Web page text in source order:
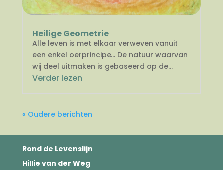
Heilige Geometrie
Alle leven is met elkaar verweven vanuit
een enkel oerprincipe… De natuur waarvan
wij deel uitmaken is gebaseerd op de...
Verder lezen
« Oudere berichten
Rond de Levenslijn
Hillie van der Weg